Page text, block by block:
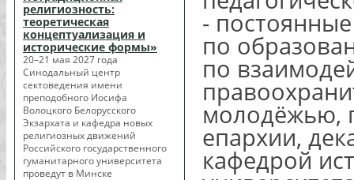
религиозность:
теоретическая
концептуализация и
исторические формы»
20–21 мая 2027 года
Синодальный центр
сектоведения имени
преподобного Иосифа
Волоцкого Белорусского
Экзархата и кафедра новых
религиозных движений
Российского государственного
гуманитарного университета
проведут в Минске
-
по
по
молодёжью,
епархии,
кафедрой